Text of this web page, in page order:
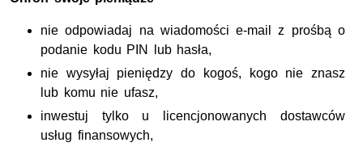
nie odpowiadaj na wiadomości e-mail z prośbą o
podanie kodu PIN lub hasła,
nie wysyłaj pieniędzy do kogoś, kogo nie znasz
lub komu nie ufasz,
inwestuj tylko u licencjonowanych dostawców
usług finansowych,